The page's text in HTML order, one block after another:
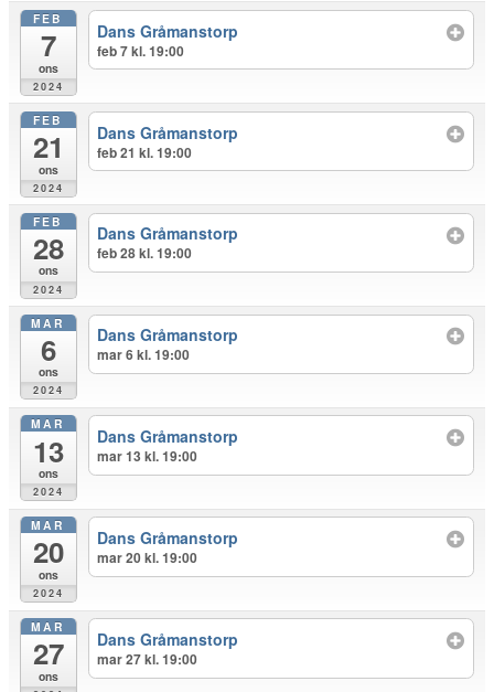
FEB
7
ons
2024
Dans Gråmanstorp
feb 7 kl. 19:00
FEB
21
ons
2024
Dans Gråmanstorp
feb 21 kl. 19:00
FEB
28
ons
2024
Dans Gråmanstorp
feb 28 kl. 19:00
MAR
6
ons
2024
Dans Gråmanstorp
mar 6 kl. 19:00
MAR
13
ons
2024
Dans Gråmanstorp
mar 13 kl. 19:00
MAR
20
ons
2024
Dans Gråmanstorp
mar 20 kl. 19:00
MAR
27
ons
Dans Gråmanstorp
mar 27 kl. 19:00